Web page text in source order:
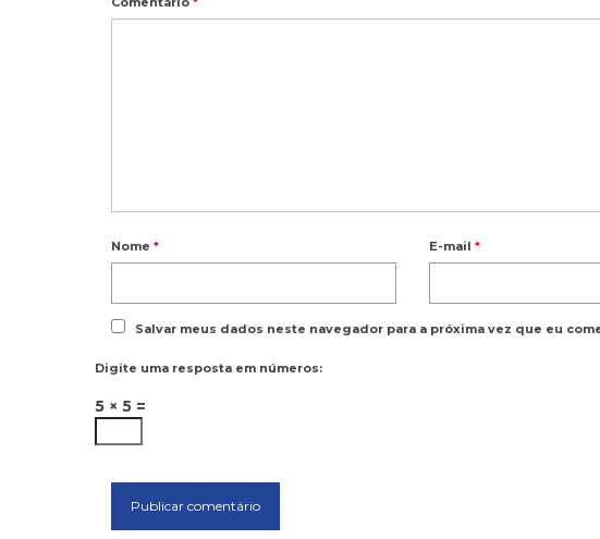
Nome * E-mail*
Salvar meus dados neste navegador para a próxima vez que eu
Digite uma resposta em números:
5 × 5 =